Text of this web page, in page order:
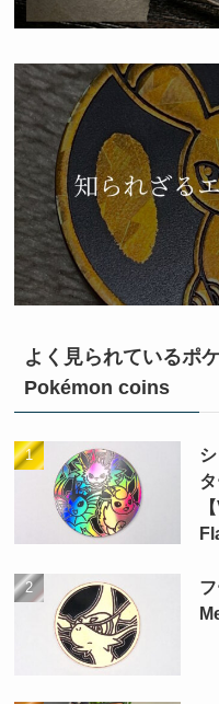
よく見られているポ
Pokémon coins